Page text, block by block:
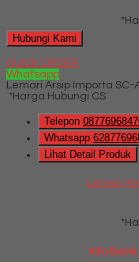
Hubungi Kami
QUICK ORDER
Whatsapp
Lemari Arsip Importa SC-
*Harga Hubungi CS
Telepon
Whatsapp
Lihat Detail Produk
Lemari
Info Bank